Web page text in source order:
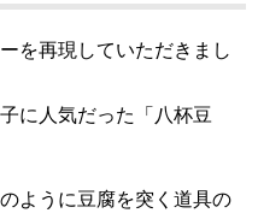
を再現していただきまし
に人気だった「八杯豆
ように豆腐を突く道具の